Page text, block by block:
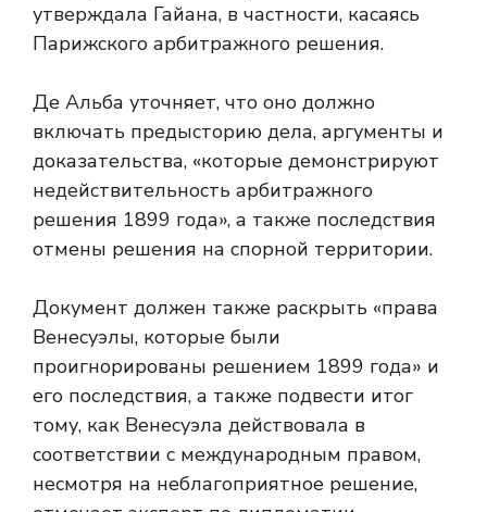
утверждала Гайана, в частности, касаясь
Парижского арбитражного решения.
Де Альба уточняет, что оно должно
включать предысторию дела, аргументы и
доказательства, «которые демонстрируют
недействительность арбитражного
решения 1899 года», а также последствия
отмены решения на спорной территории.
Документ должен также раскрыть «права
Венесуэлы, которые были
проигнорированы решением 1899 года» и
его последствия, а также подвести итог
тому, как Венесуэла действовала в
соответствии с международным правом,
несмотря на неблагоприятное решение,